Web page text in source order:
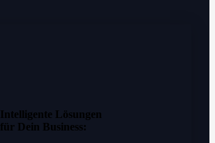
Intelligente Lösungen
für Dein Business: